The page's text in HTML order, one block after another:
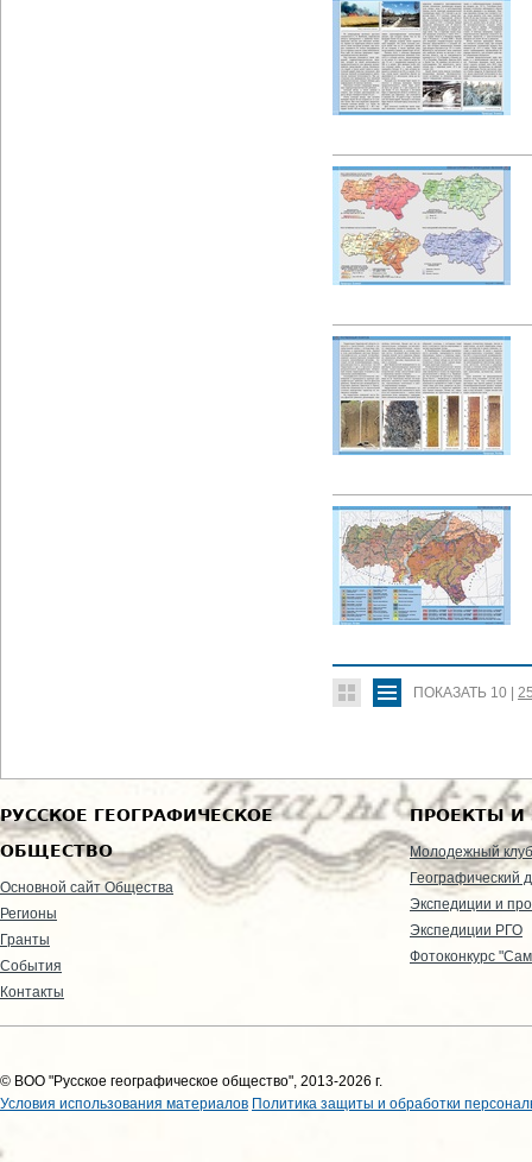
ПОКАЗАТЬ 10
РУССКОЕ ГЕОГРАФИЧЕСКОЕ
ОБЩЕСТВО
Основной сайт Общества
Регионы
Гранты
События
Контакты
ПРОЕКТЫ И
Молодежный клуб
Географический
Экспедиции и
Экспедиции РГО
Фотоконкурс
© ВОО "Русское географическое общество", 2013-2026 г.
Условия использования материалов Политика защиты и обработки